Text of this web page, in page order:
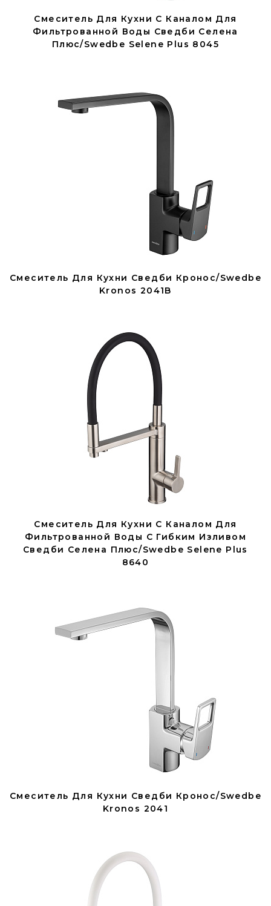
Смеситель Для Кухни С Каналом Для
Фильтрованной Воды Сведби Селена
Плюс/Swedbe Selene Plus 8045
Смеситель Для Кухни Сведби Кронос/Swedbe
Kronos 2041B
Смеситель Для Кухни С Каналом Для
Фильтрованной Воды С Гибким Изливом
Сведби Селена Плюс/Swedbe Selene Plus
8640
Смеситель Для Кухни Сведби Кронос/Swedbe
Kronos 2041